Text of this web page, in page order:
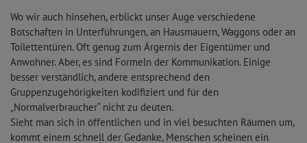
Wo wir auch hinsehen, erblickt unser Auge verschiedene
Botschaften in Unterführungen, an Hausmauern, Waggons oder an
Toilettentüren. Oft genug zum Ärgernis der Eigentümer und
Anwohner. Aber, es sind Formeln der Kommunikation. Einige
besser verständlich, andere entsprechend den
Gruppenzugehörigkeiten kodifiziert und für den
„Normalverbraucher“ nicht zu deuten.
Sieht man sich in öffentlichen und in viel besuchten Räumen um,
kommt einem schnell der Gedanke, Menschen scheinen ein